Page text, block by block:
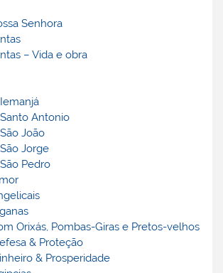
Senhora
– Vida e obra
Antonio
João
Jorge
Pedro
Orixás, Pombas-Giras e Pretos-velhos
& Proteção
& Prosperidade